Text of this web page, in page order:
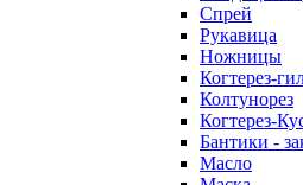
Спрей
Рукавица
Ножницы
Когтерез-
Колтунорез
Когтерез-
Бантики -
Масло